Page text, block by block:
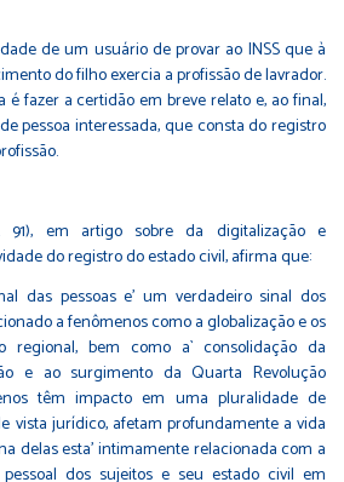
de um usuário de provar ao INSS que à
do filho exercia a profissão de lavrador.
fazer a certidão em breve relato e, ao final,
pessoa interessada, que consta do registro
91), em artigo sobre da digitalização e
do registro do estado civil, afirma que:
das pessoas e' um verdadeiro sinal dos
a fenômenos como a globalização e os
regional, bem como a` consolidação da
e ao surgimento da Quarta Revolução
têm impacto em uma pluralidade de
vista jurídico, afetam profundamente a vida
delas esta' intimamente relacionada com a
dos sujeitos e seu estado civil em